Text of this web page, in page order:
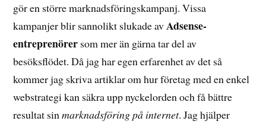
gör en större marknadsföringskampanj. Vissa
kampanjer blir sannolikt slukade avAdsense-
entreprenörer som mer än gärna tar del av
besöksflödet. Då jag har egen erfarenhet av det så
kommer jag skriva artiklar om hur företag med en enkel
webstrategi kan säkra upp nyckelorden och få bättre
resultat sinmarknadsföring på internet. Jag hjälper